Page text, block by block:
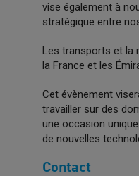
vise également à
stratégique entre
Les transports et la
la France et les
Cet évènement
travailler sur des
une occasion
de nouvelles
Contact